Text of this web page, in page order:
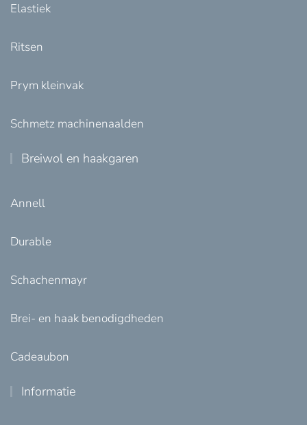
Elastiek
Ritsen
Prym kleinvak
Schmetz machinenaalden
Breiwol en haakgaren
Annell
Durable
Schachenmayr
Brei- en haak benodigdheden
Cadeaubon
Informatie